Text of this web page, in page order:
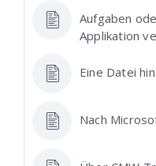
Aufgaben
Applikation
Eine Datei
Nach